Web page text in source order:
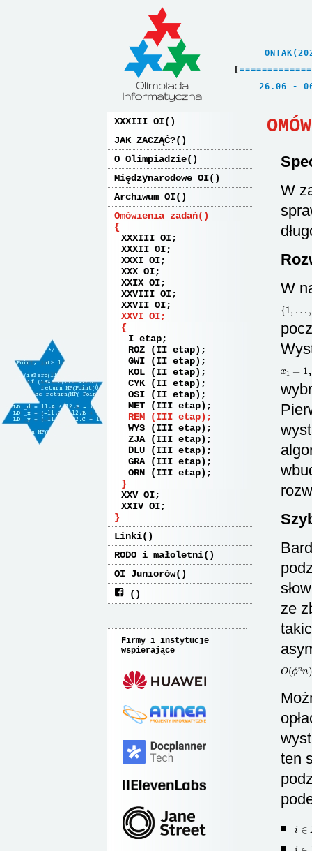
[ =============
26.06
XXXIII OI
JAK ZACZĄĆ?
O Olimpiadzie
Międzynarodowe OI
Archiwum OI
Omówienia zadań
XXXIII OI
XXXII OI
XXXI OI
XXX OI
XXIX OI
XXVIII OI
XXVII OI
XXVI OI
I etap
ROZ (II etap)
GWI (II etap)
KOL (II etap)
CYK (II etap)
OSI (II etap)
MET (III etap)
REM (III etap)
WYS (III etap)
ZJA (III etap)
DLU (III etap)
GRA (III etap)
ORN (III etap)
XXV OI
XXIV OI
Linki
RODO i małoletni
OI Juniorów
Firmy i instytucje
wspierające
W
W
{1
ze
O( ϕn )
ten
i∈
i∈